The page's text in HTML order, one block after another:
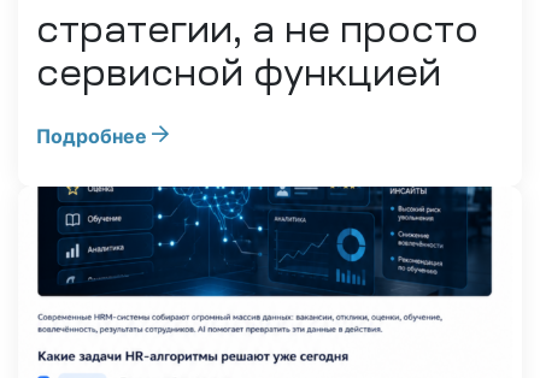
стратегии, а не просто
сервисной функцией
Подробнее
ПО